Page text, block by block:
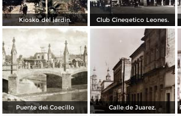
Kiosko del jardin. Club Cinegetico Leones.
Puente del Coecillo Calle de Juarez.